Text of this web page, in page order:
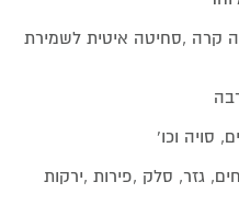
קרה ,סחיטה איטית לשמירת
סויה וכו'
גזר, סלק ,פירות ,ירקות